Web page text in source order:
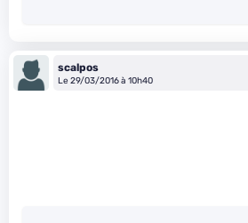
scalpos
Le 29/03/2016 à 10h40